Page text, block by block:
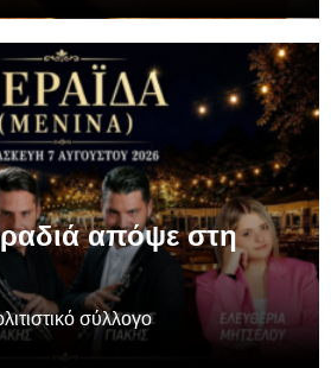
απόψε στη
σύλλογο